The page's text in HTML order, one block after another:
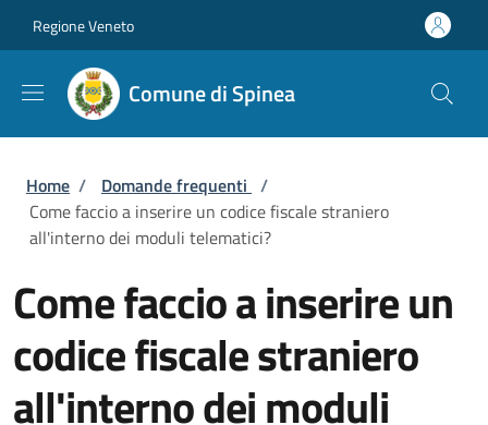
Regione Veneto
Comune di Spinea
Briciole di pane
Home / Domande frequenti /
Come faccio a inserire un codice fiscale straniero
all'interno dei moduli telematici?
Come faccio a inserire un
codice fiscale straniero
all'interno dei moduli